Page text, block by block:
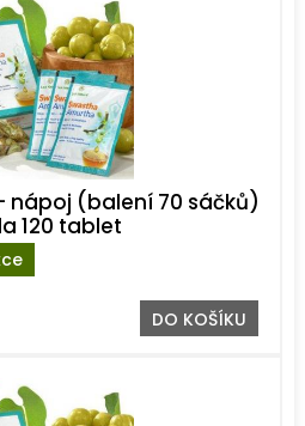
nápoj (balení 70 sáčků)
120 tablet
DO KOŠÍKU